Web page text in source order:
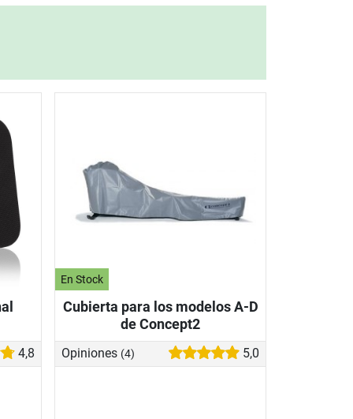
4,8
En Stock
Cubierta para los modelos A-D
de Concept2
Opiniones (4) 5,0